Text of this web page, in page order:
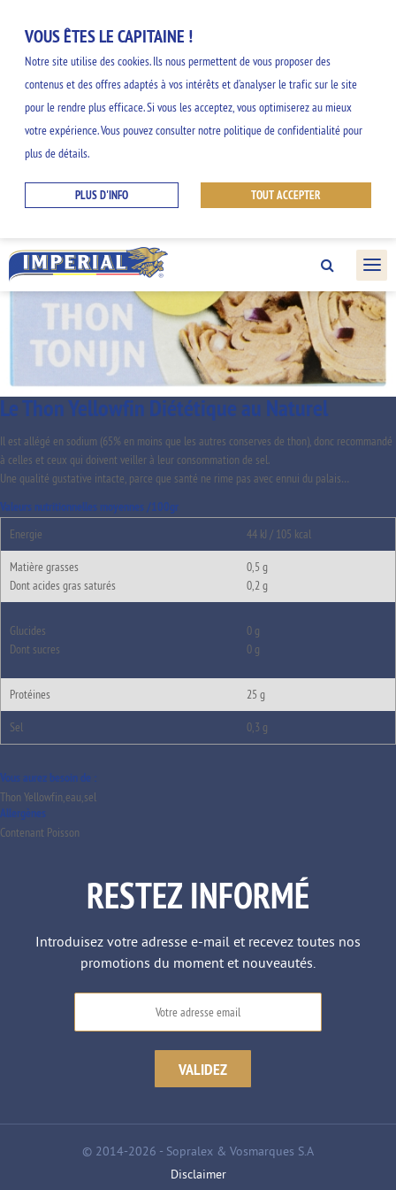
VOUS ÊTES LE CAPITAINE !
Notre site utilise des cookies. Ils nous permettent de vous proposer des
contenus et des offres adaptés à vos intérêts et d’analyser le trafic sur le site
pour le rendre plus efficace. Si vous les acceptez, vous optimiserez au mieux
votre expérience. Vous pouvez consulter notre politique de confidentialité pour
plus de détails.
PLUS D'INFO TOUT ACCEPTER
Le Thon Yellowfin Diététique au Naturel
Il est allégé en sodium (65% en moins que les autres conserves de thon), donc recommandé
à celles et ceux qui doivent veiller à leur consommation de sel.
Une qualité gustative intacte, parce que santé ne rime pas avec ennui du palais…
Valeurs nutritionnelles moyennes /100gr
Energie
44 kJ / 105 kcal
Matière grasses
Dont acides gras saturés
0,5 g
0,2 g
Glucides
Dont sucres
0 g
0 g
Protéines 25 g
Sel 0,3 g
Vous aurez besoin de :
Thon Yellowfin,eau,sel
Allergènes
Contenant Poisson
RESTEZ INFORMÉ
Introduisez votre adresse e-mail et recevez toutes nos
promotions du moment et nouveautés.
© 2014-2026 - Sopralex & Vosmarques S.A
Disclaimer